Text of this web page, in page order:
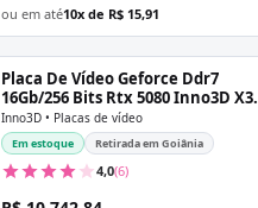
ou em até10x de R$ 15,91
Placa De Vídeo Geforce Ddr7
16Gb/256 Bits Rtx 5080 Inno3D X3,
3 Fans, Dp, Hdmi, N50803-16D7-
176068N
Inno3D • Placas de vídeo
Em estoque Retirada em Goiânia
4,0(6)